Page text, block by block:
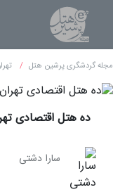
مجله گردشگری پرشین هتل
ده هتل اقتصادی
سارا دشتی